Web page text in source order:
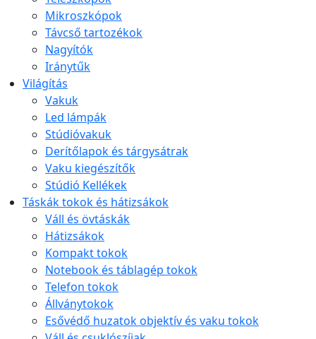
Mikroszkópok
Távcső tartozékok
Nagyítók
Iránytűk
Világítás
Vakuk
Led lámpák
Stúdióvakuk
Derítőlapok és tárgysátrak
Vaku kiegészítők
Stúdió Kellékek
Táskák tokok és hátizsákok
Váll és övtáskák
Hátizsákok
Kompakt tokok
Notebook és táblagép tokok
Telefon tokok
Állványtokok
Esővédő huzatok objektív és vaku tokok